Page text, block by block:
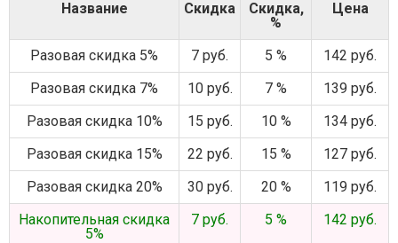
Название Скидка
Скидка,
%
Цена
Разовая скидка 5% 7 руб. 5 %
142 руб.
Разовая скидка 7%
10 руб. 7 %
139 руб.
Разовая скидка 10%
15 руб. 10 %
134 руб.
Разовая скидка 15%
22 руб. 15 %
127 руб.
Разовая скидка 20%
30 руб. 20 %
119 руб.
Накопительная скидка
5%
7 руб. 5 % 142 руб.